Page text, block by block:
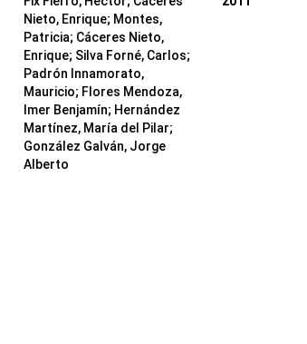
Nieto, Enrique; Montes,
Patricia; Cáceres Nieto,
Enrique; Silva Forné, Carlos;
Padrón Innamorato,
Mauricio; Flores Mendoza,
Imer Benjamín; Hernández
Martínez, María del Pilar;
González Galván, Jorge
Alberto